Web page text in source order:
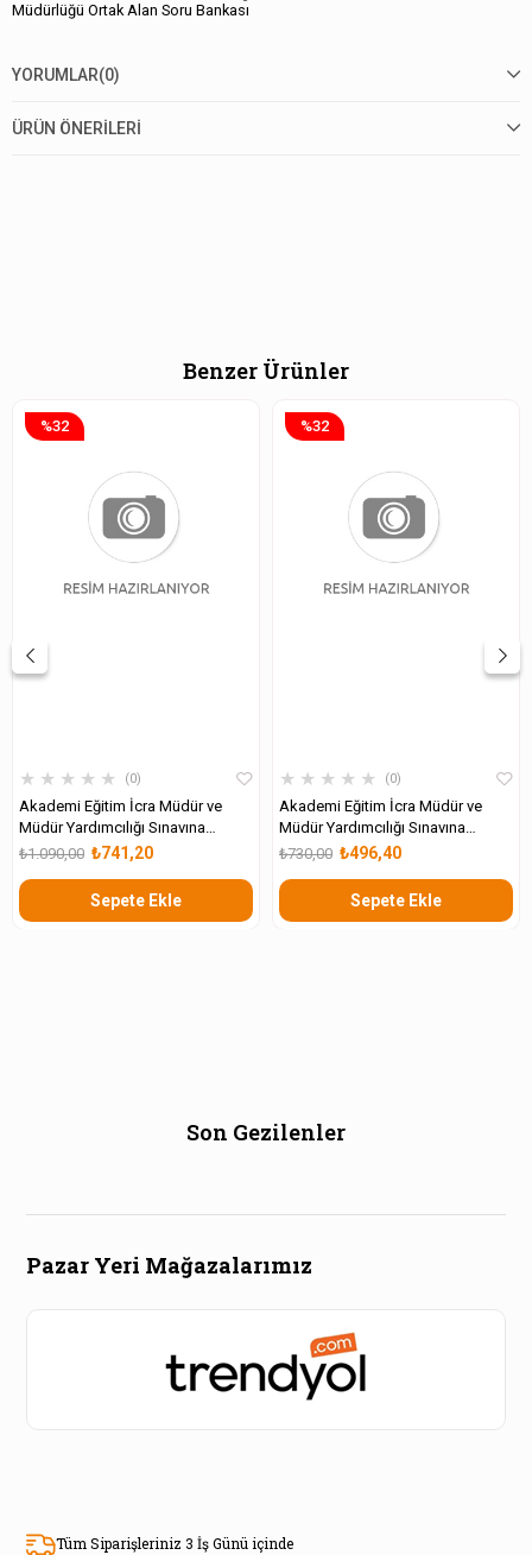
Müdürlüğü Ortak Alan Soru Bankası
YORUMLAR(0)
ÜRÜN ÖNERILERI
Benzer Ürünler
★ ★ ★ ★ ★ 0
Akademi Eğitim İcra Müdür ve
Müdür Yardımcılığı Sınavına
Hazırlık
₺741,20
₺1.090,00
Sepete Ekle
%32
★ ★ ★ ★ ★ 0
Akademi Eğitim İcra Müdür ve
Müdür Yardımcılığı Sınavına
Hazırlık Alan Bilgisi
₺496,40
₺730,00
Sepete Ekle
%32
Son Gezilenler
Pazar Yeri Mağazalarımız
Tüm Siparişleriniz 3 İş Günü içinde